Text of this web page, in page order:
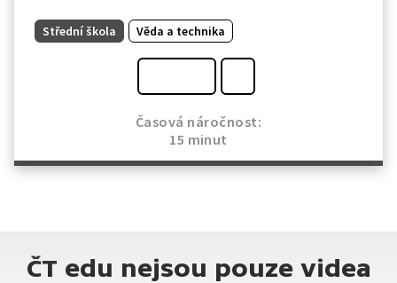
Střední škola Věda a technika
Časová náročnost:
15 minut
ČT edu nejsou pouze videa